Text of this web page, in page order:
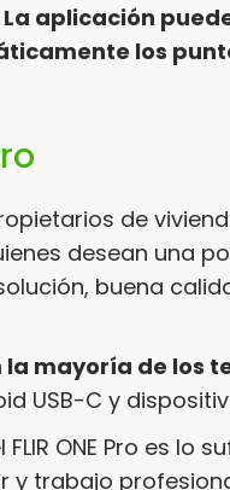
La aplicación
los
de
desean una
buena
la mayoría de los
USB-C y
ONE Pro es lo
trabajo